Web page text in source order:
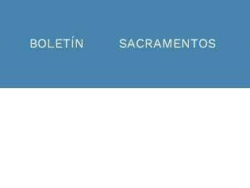
BOLETÍN SACRAMENTOS